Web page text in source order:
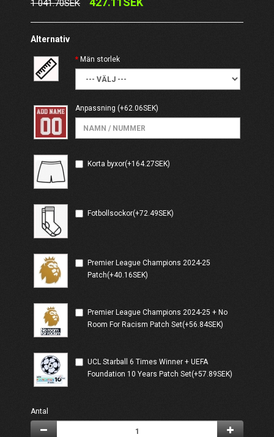
1 041.70SEK
Alternativ
Män storlek
Anpassning (+62.06SEK)
Korta byxor(+164.27SEK)
Fotbollsockor(+72.49SEK)
Premier League Champions 2024-25
Patch(+40.16SEK)
Premier League Champions 2024-25 + No
Room For Racism Patch Set(+56.84SEK)
UCL Starball 6 Times Winner + UEFA
Foundation 10 Years Patch Set(+57.89SEK)
Antal